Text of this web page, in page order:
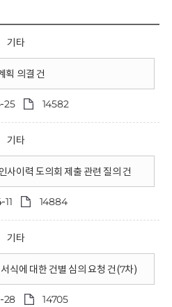
기타
획 의결 건
25 14582
기타
사이력 도의회 제출 관련 질의 건
14884
기타
식에 대한 건별 심의 요청 건(7차)
28 14705